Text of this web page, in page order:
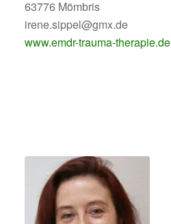
63776 Mömbris
irene.sippel@gmx.de
www.emdr-trauma-therapie.de